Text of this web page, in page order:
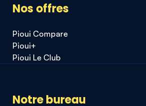
Nos offres
Pioui Compare
Pioui+
Pioui Le Club
Notre bureau